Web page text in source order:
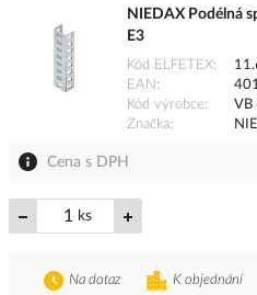
NIEDAX Podélná
E3
Kód ELFETEX
EAN
Kód výrobce
VB
Značka
Cena s DPH
ks
K objednání
Na dotaz